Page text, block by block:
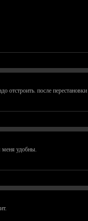
после
меня удобны.